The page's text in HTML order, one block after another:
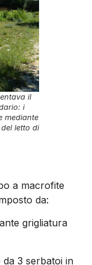
il
i
mediante
letto di
a macrofite
da:
grigliatura
da 3 serbatoi in